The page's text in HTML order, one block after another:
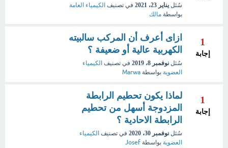
سُئل يناير 23، 2021 في تصنيف الكيمياء العامة
بواسطة مالك
1
إجابة
ازاى أعرف أن المركب سالبيته
الكهربية عالية أو ضعيفة ؟
سُئل نوفمبر 8، 2019 في تصنيف الكيمياء
العضوية بواسطة Marwa
1
إجابة
لماذا يكون تحطيم الرابطة
المزدوجة أسهل من تحطيم
الرابطة الاحادية ؟
سُئل نوفمبر 30، 2020 في تصنيف الكيمياء
العضوية بواسطة Josef